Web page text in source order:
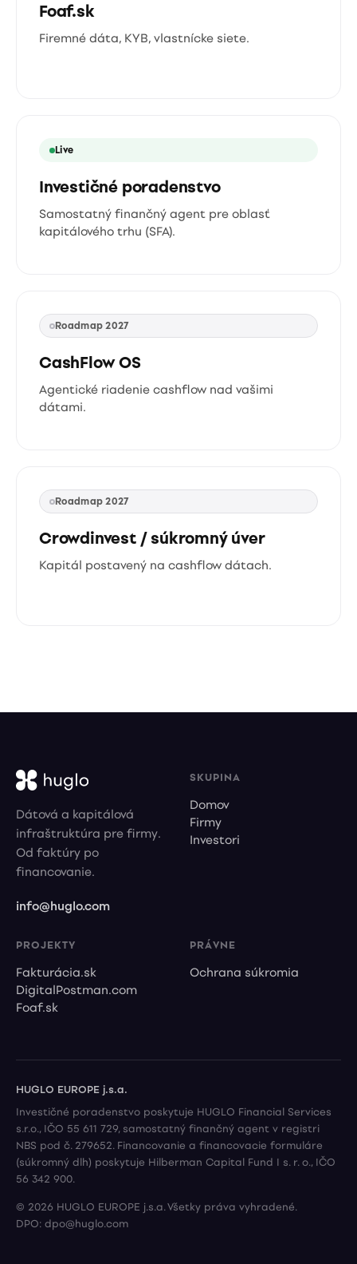
Foaf.sk
Firemné dáta, KYB, vlastnícke siete.
Live
Investičné poradenstvo
Samostatný finančný agent pre oblasť
kapitálového trhu (SFA).
Roadmap 2027
CashFlow OS
Agentické riadenie cashflow nad vašimi
dátami.
Roadmap 2027
Crowdinvest / súkromný úver
Kapitál postavený na cashflow dátach.
Dátová a kapitálová
infraštruktúra pre firmy.
Od faktúry po
financovanie.
info@huglo.com
SKUPINA
Domov
Firmy
Investori
PROJEKTY
Fakturácia.sk
DigitalPostman.com
Foaf.sk
PRÁVNE
Ochrana súkromia
HUGLO EUROPE j.s.a.
Investičné poradenstvo poskytuje HUGLO Financial Services
s.r.o., IČO 55 611 729, samostatný finančný agent v registri
NBS pod č. 279652. Financovanie a financovacie formuláre
(súkromný dlh) poskytuje Hilberman Capital Fund I s. r. o., IČO
56 342 900.
© 2026 HUGLO EUROPE j.s.a. Všetky práva vyhradené.
DPO: dpo@huglo.com